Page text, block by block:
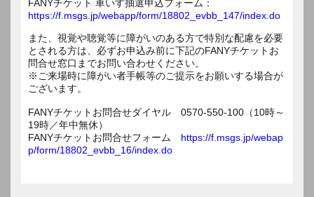
FANYチケット 車いす抽選申込フォーム：
https://f.msgs.jp/webapp/form/18802_evbb_147/index.do
また、視覚や聴覚等に障がいのある方で特別な配慮を必要
とされる方は、必ずお申込み前に下記のFANYチケットお
問合せ窓口までお問い合わせください。
※ご来場時に障がい者手帳等のご提示をお願いする場合が
ございます。
FANYチケットお問合せダイヤル 0570-550-100（10時～
19時／年中無休）
FANYチケットお問合せフォーム https://f.msgs.jp/webap
p/form/18802_evbb_16/index.do